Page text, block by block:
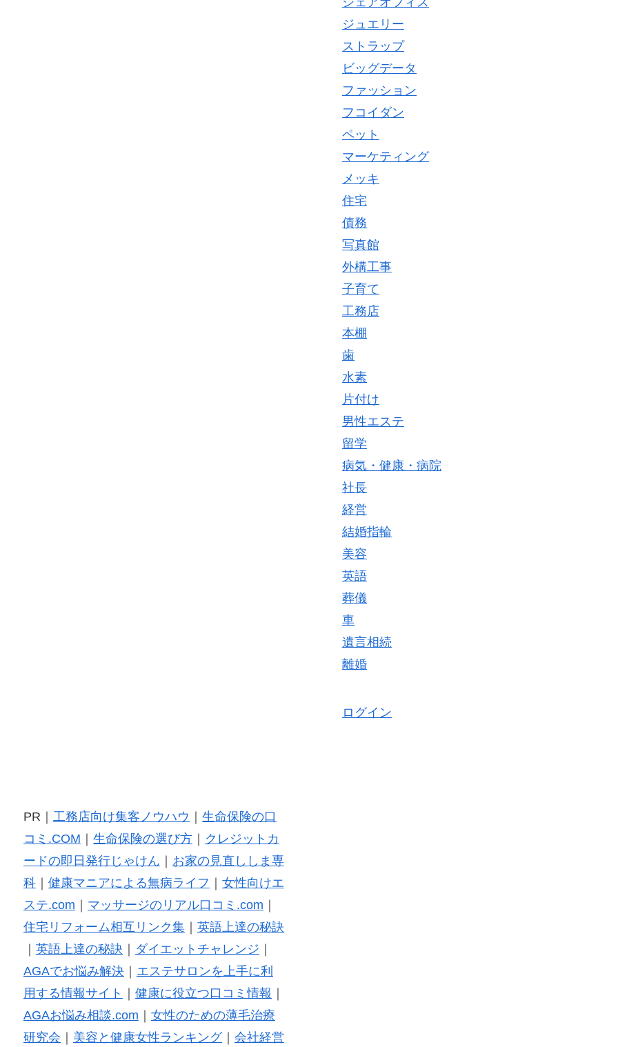
ジュエリー
ストラップ
ビッグデータ
ファッション
フコイダン
ペット
マーケティング
メッキ
住宅
債務
写真館
外構工事
子育て
工務店
本棚
歯
水素
片付け
男性エステ
留学
病気・健康・病院
社長
経営
結婚指輪
美容
英語
葬儀
車
遺言相続
離婚
ログイン
PR｜ 工務店向け集客ノウハウ
生命保険の口
コミ.COM
生命保険の選び方｜
クレジットカ
ードの即日発行じゃけん
お家の見直ししま専
科｜ 健康マニアによる無病ライフ
女性向けエ
ステ.com
マッサージのリアル口コミ.com
住宅リフォーム相互リンク集｜ 英語上達の秘訣
英語上達の秘訣 ダイエットチャレンジ
AGAでお悩み解決｜ エステサロンを上手に利
用する情報サイト
健康に役立つ口コミ情報
AGAお悩み相談.com
女性のための薄毛治療
研究会
美容と健康女性ランキング｜ 会社経営